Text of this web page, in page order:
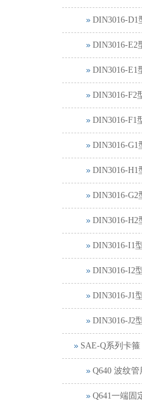
DIN3016-D1
DIN3016-E2
DIN3016-E1
DIN3016-F2
DIN3016-F1
DIN3016-G1
DIN3016-H1
DIN3016-G2
DIN3016-H2
DIN3016-I1
DIN3016-I2
DIN3016-J1
DIN3016-J2
SAE-Q系列卡箍
Q640 波纹
Q641一端固